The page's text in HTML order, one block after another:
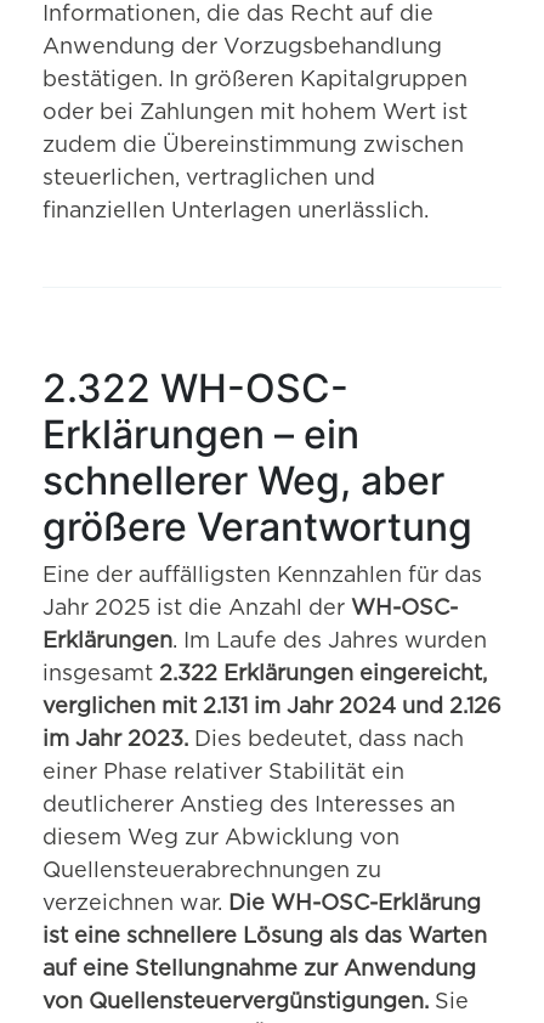
Informationen, die das Recht auf die
Anwendung der Vorzugsbehandlung
bestätigen. In größeren Kapitalgruppen
oder bei Zahlungen mit hohem Wert ist
zudem die Übereinstimmung zwischen
steuerlichen, vertraglichen und
finanziellen Unterlagen unerlässlich.
2.322 WH-OSC-
Erklärungen – ein
schnellerer Weg, aber
größere Verantwortung
Eine der auffälligsten Kennzahlen für das
Jahr 2025 ist die Anzahl der WH-OSC-
Erklärungen. Im Laufe des Jahres wurden
insgesamt 2.322 Erklärungen eingereicht,
verglichen mit 2.131 im Jahr 2024 und 2.126
im Jahr 2023. Dies bedeutet, dass nach
einer Phase relativer Stabilität ein
deutlicherer Anstieg des Interesses an
diesem Weg zur Abwicklung von
Quellensteuerabrechnungen zu
verzeichnen war. Die WH-OSC-Erklärung
ist eine schnellere Lösung als das Warten
auf eine Stellungnahme zur Anwendung
von Quellensteuervergünstigungen. Sie